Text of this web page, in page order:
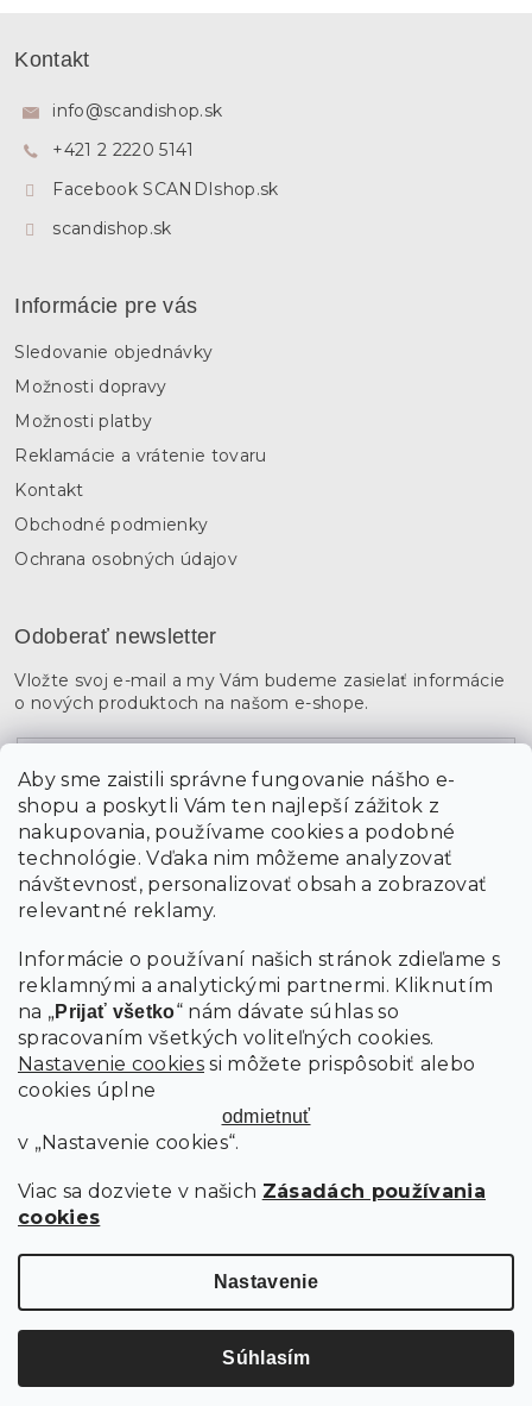
Aby sme zaistili správne fungovanie nášho e-
shopu a poskytli Vám ten najlepší zážitok z
nakupovania, používame cookies a podobné
technológie. Vďaka nim môžeme analyzovať
návštevnosť, personalizovať obsah a zobrazovať
relevantné reklamy.
Informácie o používaní našich stránok zdieľame s
reklamnými a analytickými partnermi. Kliknutím
na „Prijať všetko“ nám dávate súhlas so
spracovaním všetkých voliteľných cookies.
Nastavenie cookies si môžete prispôsobiť alebo
cookies úplne
odmietnuť
v „Nastavenie cookies“.
Viac sa dozviete v našich Zásadách používania
cookies
Nastavenie
Súhlasím
Kontakt
info@scandishop.sk
+421 2 2220 5141
Facebook SCANDIshop.sk
scandishop.sk
Informácie pre vás
Sledovanie objednávky
Možnosti dopravy
Možnosti platby
Reklamácie a vrátenie tovaru
Kontakt
Obchodné podmienky
Ochrana osobných údajov
Odoberať newsletter
Vložte svoj e-mail a my Vám budeme zasielať informácie
o nových produktoch na našom e-shope.
Vložením údajov súhlasíte s podmienkami ochrany
osobných údajov
PRIHLÁSIŤ SA
Vytvoril Shoptet Premium